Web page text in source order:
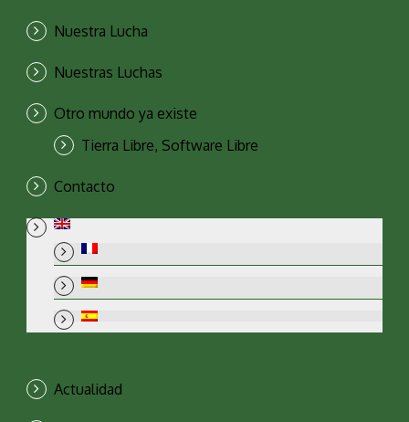
Nuestra Lucha
Nuestras Luchas
Otro mundo ya existe
Tierra Libre, Software Libre
Contacto
Actualidad